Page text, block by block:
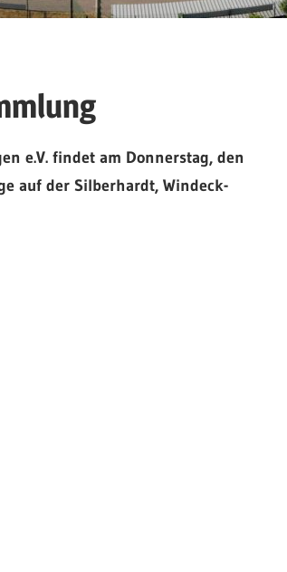
e.V. findet am Donnerstag, den
auf der Silberhardt, Windeck-